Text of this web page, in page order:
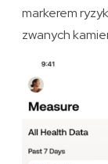
markerem
zwanych